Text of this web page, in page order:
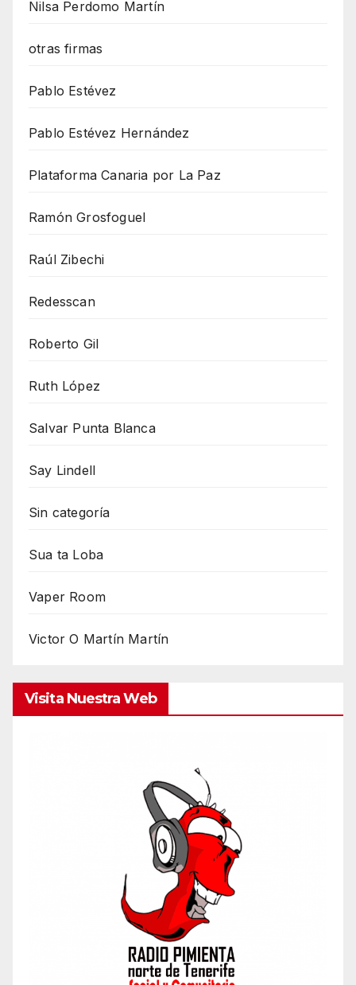
Nilsa Perdomo Martín
otras firmas
Pablo Estévez
Pablo Estévez Hernández
Plataforma Canaria por La Paz
Ramón Grosfoguel
Raúl Zibechi
Redesscan
Roberto Gil
Ruth López
Salvar Punta Blanca
Say Lindell
Sin categoría
Sua ta Loba
Vaper Room
Victor O Martín Martín
Visita Nuestra Web